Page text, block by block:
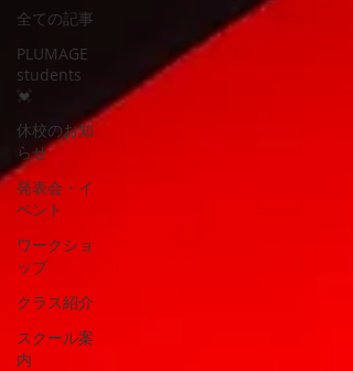
全ての記事
PLUMAGE
students
💓
休校のお知
らせ
発表会・イ
ベント
ワークショ
ップ
クラス紹介
スクール案
内